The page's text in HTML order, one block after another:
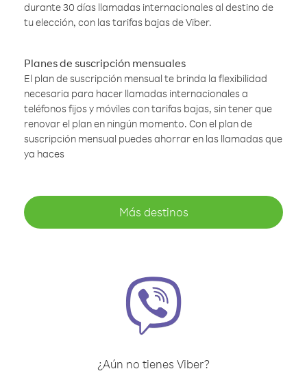
durante 30 días llamadas internacionales al destino de
tu elección, con las tarifas bajas de Viber.
Planes de suscripción mensuales
El plan de suscripción mensual te brinda la flexibilidad
necesaria para hacer llamadas internacionales a
teléfonos fijos y móviles con tarifas bajas, sin tener que
renovar el plan en ningún momento. Con el plan de
suscripción mensual puedes ahorrar en las llamadas que
ya haces
Más destinos
¿Aún no tienes Viber?